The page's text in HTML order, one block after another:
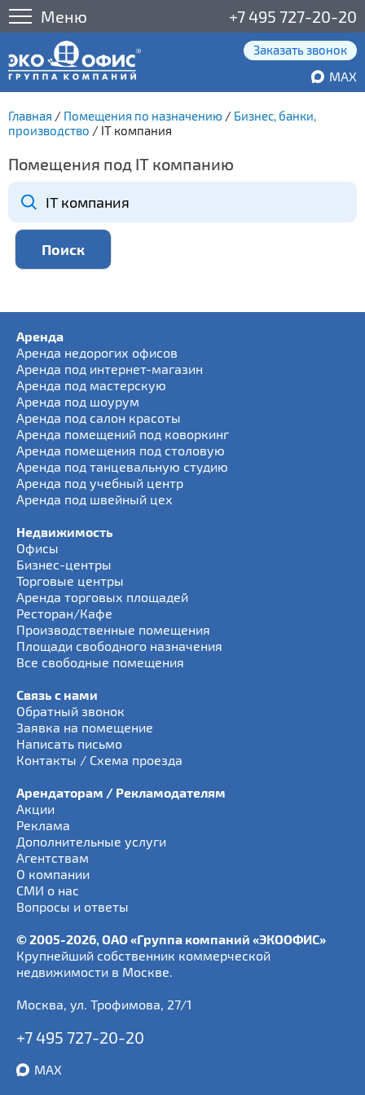
Меню +7 495 727-20-20
Заказать звонок
MAX
Главная / Помещения по назначению / Бизнес, банки,
производство / IT компания
Помещения под IT компанию
Аренда
Аренда недорогих офисов
Аренда под интернет-магазин
Аренда под мастерскую
Аренда под шоурум
Аренда под салон красоты
Аренда помещений под коворкинг
Аренда помещения под столовую
Аренда под танцевальную студию
Аренда под учебный центр
Аренда под швейный цех
Недвижимость
Офисы
Бизнес-центры
Торговые центры
Аренда торговых площадей
Ресторан/Кафе
Производственные помещения
Площади свободного назначения
Все свободные помещения
Связь с нами
Обратный звонок
Заявка на помещение
Написать письмо
Контакты / Схема проезда
Арендаторам / Рекламодателям
Акции
Реклама
Дополнительные услуги
Агентствам
О компании
СМИ о нас
Вопросы и ответы
© 2005-2026, ОАО «Группа компаний «ЭКООФИС»
Крупнейший собственник коммерческой
недвижимости в Москве.
Москва, ул. Трофимова, 27/1
+7 495 727-20-20
MAX